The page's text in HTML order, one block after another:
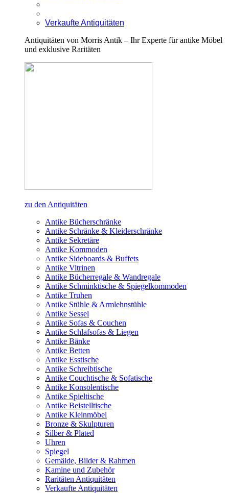
Verkaufte Antiquitäten
Antiquitäten von Morris Antik – Ihr Experte für antike Möbel
und exklusive Raritäten
zu den Antiquitäten
Antike Bücherschränke
Antike Schränke & Kleiderschränke
Antike Sekretäre
Antike Kommoden
Antike Sideboards & Buffets
Antike Vitrinen
Antike Bücherregale & Wandregale
Antike Schminktische & Spiegelkommoden
Antike Truhen
Antike Stühle & Armlehnstühle
Antike Sessel
Antike Sofas & Couchen
Antike Schlafsofas & Liegen
Antike Bänke
Antike Betten
Antike Esstische
Antike Schreibtische
Antike Couchtische & Sofatische
Antike Konsolentische
Antike Spieltische
Antike Beistelltische
Antike Kleinmöbel
Bronze & Skulpturen
Silber & Plated
Uhren
Spiegel
Gemälde, Bilder & Rahmen
Kamine und Zubehör
Raritäten Antiquitäten
Verkaufte Antiquitäten